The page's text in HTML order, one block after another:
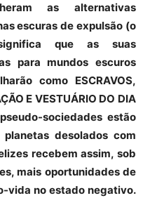
as alternativas
escuras de expulsão (o
que as suas
para mundos escuros
como ESCRAVOS,
E VESTUÁRIO DO DIA
pseudo-sociedadesestão
desolados com
recebem assim, sob
, mais oportunidades de
vida no estado negativo.